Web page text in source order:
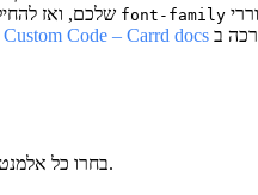
font-family
Code – Carrd docs
כדי להשתמש בגופנים המובנים של Carrd, בחרו כל אלמנט טקסט, עברו להגדרות המראה שלו ובחרו גופן מתפריט הגופנים — אין צורך בקוד או בשדרוג.